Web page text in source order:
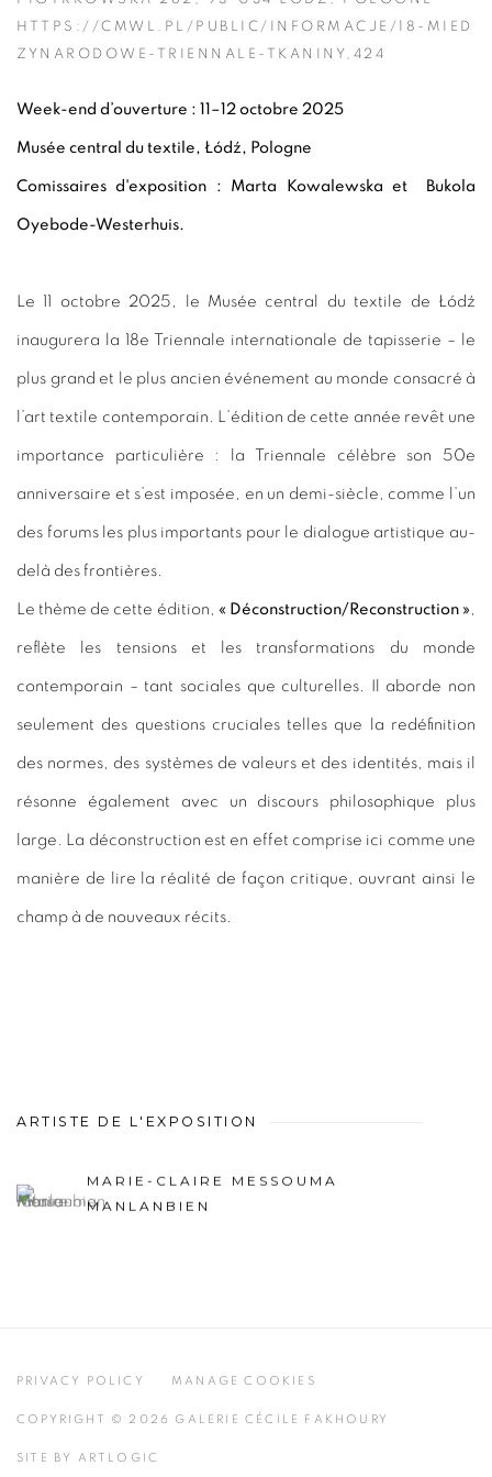
HTTPS://CMWL.PL/PUBLIC/INFORMACJE/18-MIED
ZYNARODOWE-TRIENNALE-TKANINY,424
Week-end d’ouverture : 11–12 octobre 2025
Musée central du textile, Łódź, Pologne
Comissaires d'exposition : Marta Kowalewska et Bukola
Oyebode-Westerhuis.
Le 11 octobre 2025, le Musée central du textile de Łódź
inaugurera la 18e Triennale internationale de tapisserie – le
plus grand et le plus ancien événement au monde consacré à
l’art textile contemporain. L’édition de cette année revêt une
importance particulière : la Triennale célèbre son 50e
anniversaire et s’est imposée, en un demi-siècle, comme l’un
des forums les plus importants pour le dialogue artistique au-
delà des frontières.
Le thème de cette édition, « Déconstruction/Reconstruction »
reflète les tensions et les transformations du monde
contemporain – tant sociales que culturelles. Il aborde non
seulement des questions cruciales telles que la redéfinition
des normes, des systèmes de valeurs et des identités, mais il
résonne également avec un discours philosophique plus
large. La déconstruction est en effet comprise ici comme une
manière de lire la réalité de façon critique, ouvrant ainsi le
champ à de nouveaux récits.
ARTISTE DE L'EXPOSITION
MARIE-CLAIRE MESSOUMA
MANLANBIEN
PRIVACY POLICY MANAGE COOKIES
COPYRIGHT © 2026 GALERIE CÉCILE FAKHOURY
SITE BY ARTLOGIC